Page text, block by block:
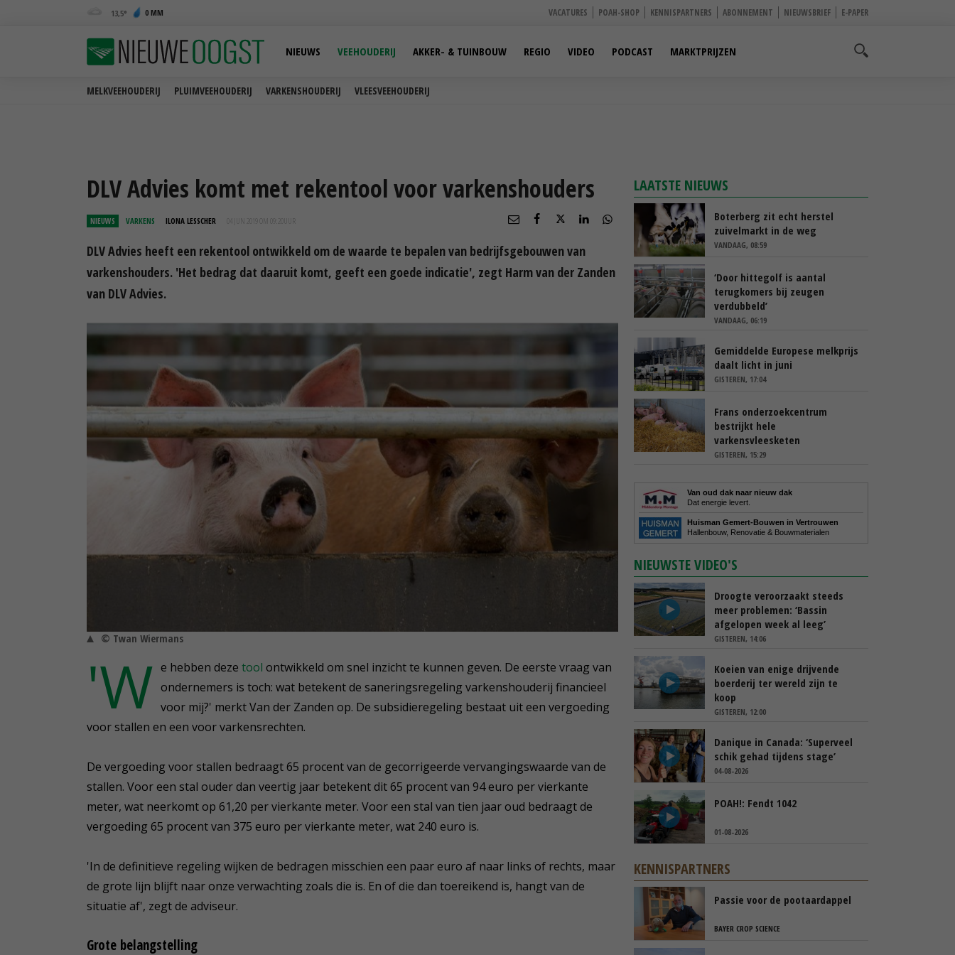
13,5 0 MM VACATURES POAH-SHOP KENNISPARTNERS ABONNEMENT NIEUWSBRIEF E-PAPER
MELKVEEHOUDERIJ PLUIMVEEHOUDERIJ VARKENSHOUDERIJ VLEESVEEHOUDERIJ
NIEUWS VEEHOUDERIJ AKKER- & TUINBOUW REGIO VIDEO PODCAST MARKTPRIJZEN
DLV Advies komt met rekentool voor varkenshouders
NIEUWS VARKENS ILONA LESSCHER 04 JUN 2019 OM 09:20
DLV Advies heeft een rekentool ontwikkeld om de waarde te bepalen van bedrijfsgebouwen van
varkenshouders. 'Het bedrag dat daaruit komt, geeft een goede indicatie', zegt Harm van der Zanden
van DLV Advies.
© Twan Wiermans
'W e hebben deze tool ontwikkeld om snel inzicht te kunnen geven. De eerste vraag van
ondernemers is toch: wat betekent de saneringsregeling varkenshouderij financieel
voor mij?' merkt Van der Zanden op. De subsidieregeling bestaat uit een vergoeding
voor stallen en een voor varkensrechten.
De vergoeding voor stallen bedraagt 65 procent van de gecorrigeerde vervangingswaarde van de
stallen. Voor een stal ouder dan veertig jaar betekent dit 65 procent van 94 euro per vierkante
meter, wat neerkomt op 61,20 per vierkante meter. Voor een stal van tien jaar oud bedraagt de
vergoeding 65 procent van 375 euro per vierkante meter, wat 240 euro is.
'In de definitieve regeling wijken de bedragen misschien een paar euro af naar links of rechts, maar
de grote lijn blijft naar onze verwachting zoals die is. En of die dan toereikend is, hangt van de
situatie af', zegt de adviseur.
Grote belangstelling
LAATSTE NIEUWS
Boterberg zit echt herstel
zuivelmarkt in de weg
VANDAAG, 08:59
‘Door hittegolf is aantal
terugkomers bij zeugen
verdubbeld’
VANDAAG, 06:19
Gemiddelde Europese melkprijs
daalt licht in juni
GISTEREN, 17:04
Frans onderzoekcentrum
bestrijkt hele
varkensvleesketen
GISTEREN, 15:29
Van oud dak naar nieuw dak
Dat energie levert.
Huisman Gemert-Bouwen in Vertrouwen
Hallenbouw, Renovatie & Bouwmaterialen
NIEUWSTE VIDEO'S
Droogte veroorzaakt steeds
meer problemen: ‘Bassin
afgelopen week al leeg’
GISTEREN, 14:06
Koeien van enige drijvende
boerderij ter wereld zijn te
koop
GISTEREN, 12:00
Danique in Canada: ‘Superveel
schik gehad tijdens stage’
04-08-2026
POAH!: Fendt 1042
01-08-2026
KENNISPARTNERS
Passie voor de pootaardappel
BAYER CROP SCIENCE